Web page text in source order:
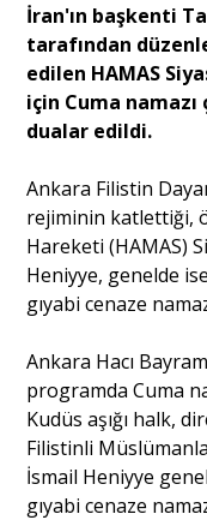
İran'ın başkenti
tarafından
edilen HAMAS
için Cuma namazı
dualar edildi.
Ankara Filistin
rejiminin katlettiği,
Hareketi (HAMAS)
Heniyye, genelde
gıyabi cenaze
Ankara Hacı
programda Cuma
Kudüs aşığı halk,
Filistinli
İsmail Heniyye
gıyabi cenaze